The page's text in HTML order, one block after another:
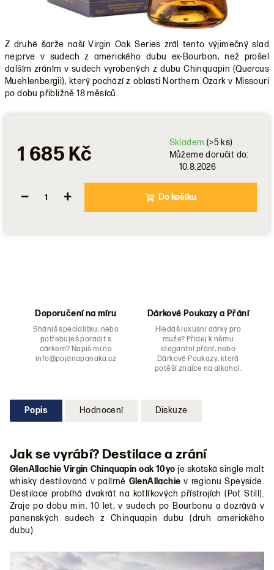
Z druhé šarže naší Virgin Oak Series zrál tento výjimečný slad
nejprve v sudech z amerického dubu ex-Bourbon, než prošel
dalším zráním v sudech vyrobených z dubu Chinquapin (Quercus
Muehlenbergii), který pochází z oblasti Northern Ozark v Missouri
po dobu přibližně 18 měsíců.
Skladem (>5 ks)
Můžeme doručit do:
10.8.2026
1 685 Kč
+
− Do košíku
Doporučení na míru
Sháníš specialitku, nebo
potřebuješ poradit s
dárkem? Napiš mi na
info@pojdnapanaka.cz
Dárkové Poukazy a Přání
Hledáš luxusní dárky pro
muže? Přidej k němu
elegantní přání, nebo
Dárkové Poukazy, která
potěší znalce na alkohol.
Popis Hodnocení Diskuze
Jak se vyrábí? Destilace a zrání
GlenAllachie Virgin Chinquapin oak 10yo je skotská single malt
whisky destilovaná v palírně GlenAllachie v regionu Speyside.
Destilace probíhá dvakrát na kotlíkových přístrojích (Pot Still).
Zraje po dobu min. 10 let, v sudech po Bourbonu a dozrává v
panenských sudech z Chinquapin dubu (druh amerického
dubu).